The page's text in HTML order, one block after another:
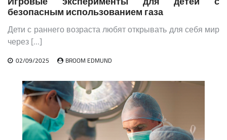
безопасным использованием газа
Дети с раннего возраста любят открывать для себя мир
через […]
02/09/2025 BROOM EDMUND